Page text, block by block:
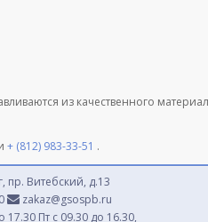
из качественного
+ (812) 983-33-51 .
пр. Витебский, д.13
zakaz@gsospb.ru
Пт с 09.30 до 16.30,